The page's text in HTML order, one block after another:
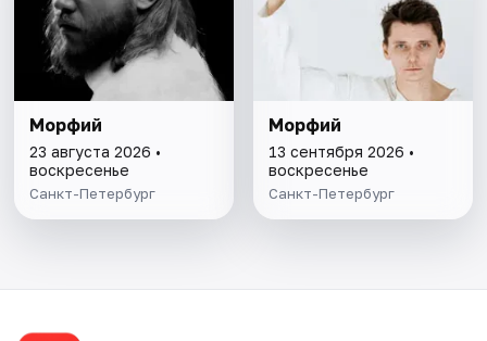
Морфий
23 августа 2026 •
воскресенье
Санкт-Петербург
Морфий
13 сентября 2026 •
воскресенье
Санкт-Петербург